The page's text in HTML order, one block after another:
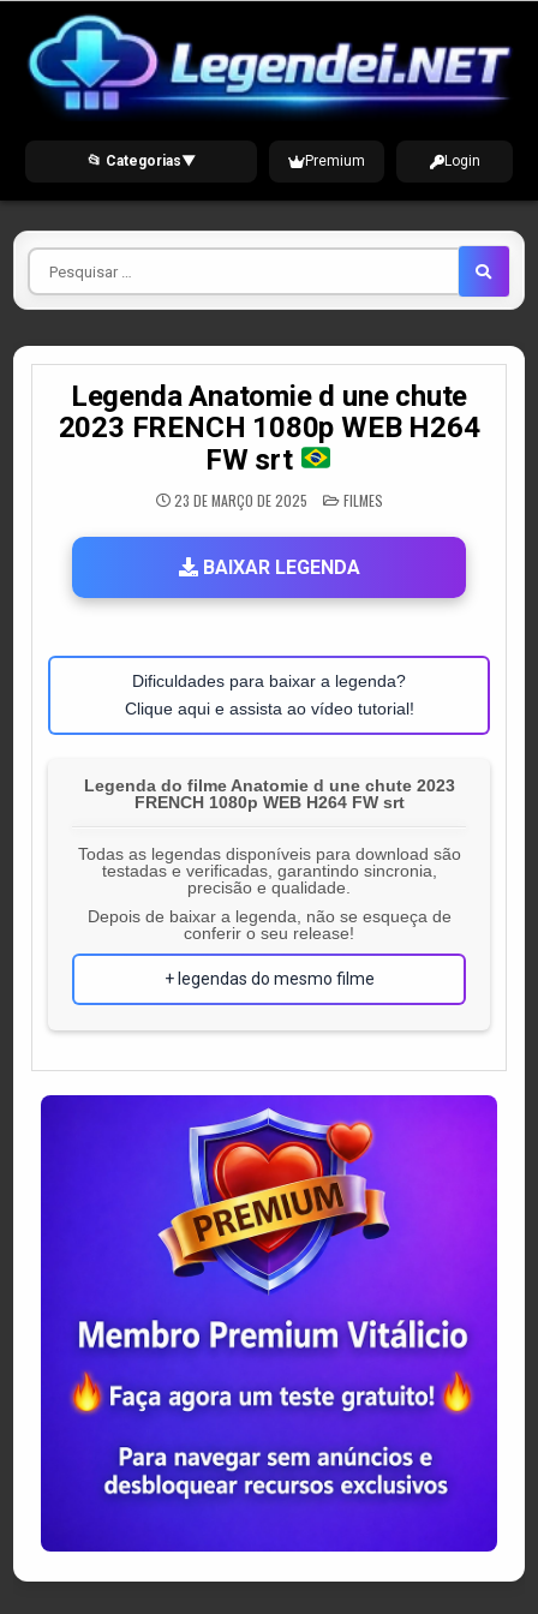
content
📂 Categorias▼ Premium Login
Pesquisar
por
Legenda Anatomie d une chute
2023 FRENCH 1080p WEB H264
FW srt
23 DE MARÇO DE 2025 POSTED
IN
FILMES
BAIXAR LEGENDA
Dificuldades para baixar a legenda?
Clique aqui e assista ao vídeo tutorial!
Legenda do filme Anatomie d une chute 2023
FRENCH 1080p WEB H264 FW srt
Todas as legendas disponíveis para download são
testadas e verificadas, garantindo sincronia,
precisão e qualidade.
Depois de baixar a legenda, não se esqueça de
conferir o seu release!
+ legendas do mesmo filme